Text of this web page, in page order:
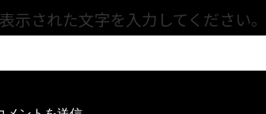
表示された文字を入力してください。